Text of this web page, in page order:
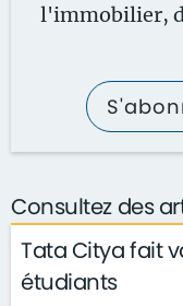
l'immobilier,
Consultez des
Tata Citya fait
étudiants